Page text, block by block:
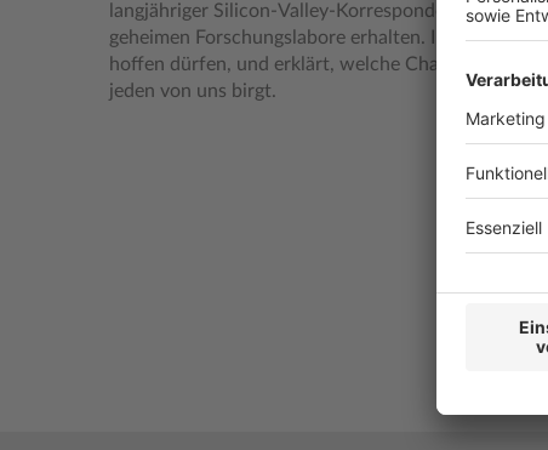
langjähriger Silicon-Valley-Korrespondent des
geheimen Forschungslabore erhalten. In seinem
hoffen dürfen, und erklärt, welche Chancen und
jeden von uns birgt.